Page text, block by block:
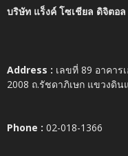
บริษัท แร็งค์ โซเชียล ดิจิตอ
Address : เลขที่ 89 อาคาร
2008 ถ.รัชดาภิเษก แขวงดิน
Phone : 02-018-1366